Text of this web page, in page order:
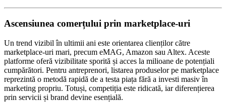
Ascensiunea comerțului prin marketplace-uri
Un trend vizibil în ultimii ani este orientarea clienților către
marketplace-uri mari, precum eMAG, Amazon sau Altex. Aceste
platforme oferă vizibilitate sporită și acces la milioane de potențiali
cumpărători. Pentru antreprenori, listarea produselor pe marketplace
reprezintă o metodă rapidă de a testa piața fără a investi masiv în
marketing propriu. Totuși, competiția este ridicată, iar diferențierea
prin servicii și brand devine esențială.